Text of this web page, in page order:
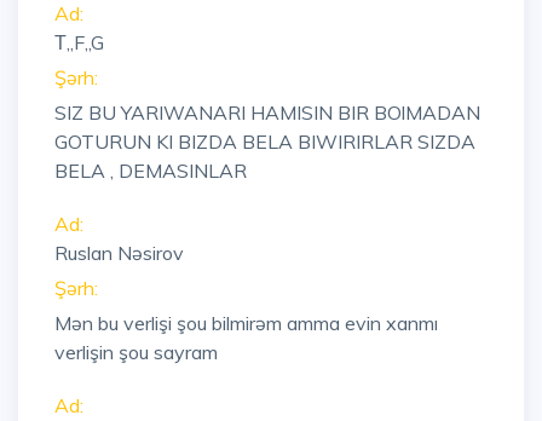
Ad:
Т,,F,,G
Şərh:
SIZ BU YARIWANARI HAMISIN BIR BOlMADAN
GOTURUN KI BIZDA BELA BIWIRIRLAR SIZDA
BELA , DEMASINLAR
Ad:
Ruslan Nəsirov
Şərh:
Mən bu verlişi şou bilmirəm amma evin xanmı
verlişin şou sayram
Ad: